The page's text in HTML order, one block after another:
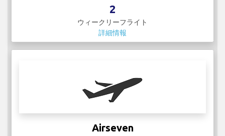
2
ウィークリーフライト
詳細情報
Airseven